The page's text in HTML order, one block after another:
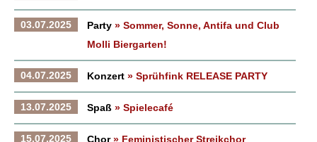
03.07.2025 Party » Sommer, Sonne, Antifa und Club
Molli Biergarten!
04.07.2025 Konzert » Sprühfink RELEASE PARTY
13.07.2025 Spaß » Spielecafé
15.07.2025 Chor» Feministischer Streikchor